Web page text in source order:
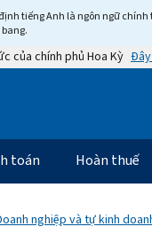
tiếng Anh là ngôn ngữ
của chính phủ Hoa Kỳ
toán Hoàn thuế
nghiệp và tự kinh